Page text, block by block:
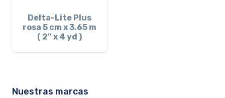
Delta-Lite Plus
rosa 5 cm x 3.65 m
( 2″ x 4 yd )
Nuestras marcas